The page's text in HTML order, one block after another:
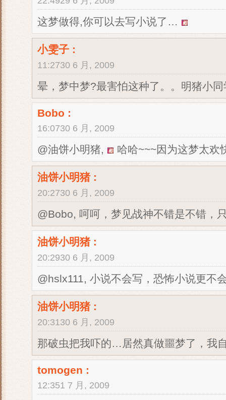
这梦做得,你可以去写小说了…
小雯子 :
11:2730 6 月, 2009
晕，梦中梦?最害怕这种了。。明猪小
Bobo :
16:0730 6 月, 2009
@油饼小明猪, 哈哈~~~因为这梦太欢
油饼小明猪:
20:2730 6 月, 2009
@Bobo, 呵呵，梦见战神不错是不错，
油饼小明猪:
20:2930 6 月, 2009
@hslx111, 小说不会写，恐怖小说更不
油饼小明猪:
20:3130 6 月, 2009
那破虫把我吓的…居然真做噩梦了，我
tomogen :
12:351 7 月, 2009